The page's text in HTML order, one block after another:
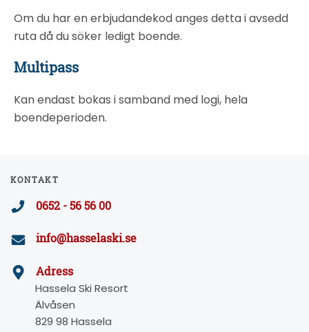
Om du har en erbjudandekod anges detta i avsedd
ruta då du söker ledigt boende.
Multipass
Kan endast bokas i samband med logi, hela
boendeperioden.
KONTAKT
0652 - 56 56 00
info@hasselaski.se
Adress
Hassela Ski Resort
Älvåsen
829 98 Hassela